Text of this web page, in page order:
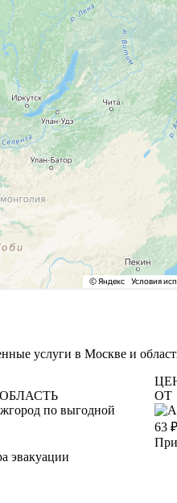
услуги в Москве и
эвакуации
ОТ
63 ₽
При